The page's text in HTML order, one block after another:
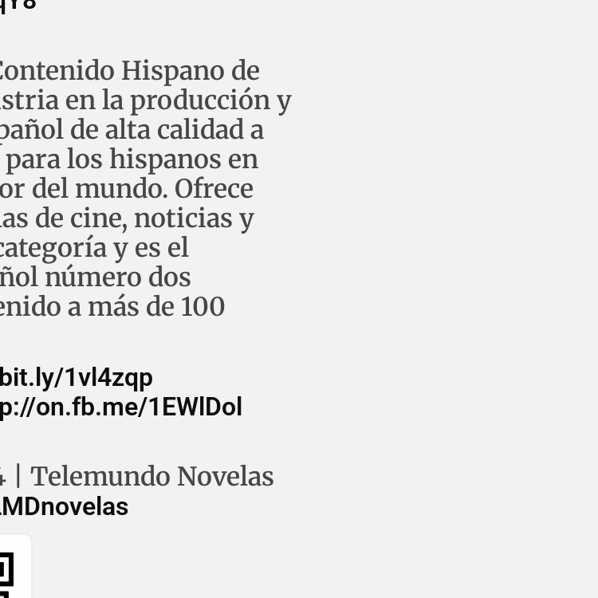
Hispano de
en la producción y
de alta calidad a
los hispanos en
del mundo. Ofrece
de cine, noticias y
y es el
número dos
a más de 100
1vl4zqp
on.fb.me/1EWlDol
Telemundo Novelas